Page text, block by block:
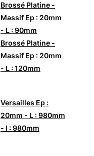
Brossé Platine -
Massif Ep : 20mm
- L : 90mm
Brossé Platine -
Massif Ep : 20mm
- L : 120mm
Versailles Ep :
20mm - L : 980mm
- l : 980mm